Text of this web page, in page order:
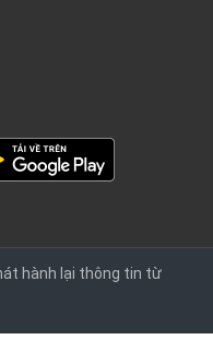
hành lại thông tin từ